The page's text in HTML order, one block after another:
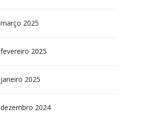
março 2025
fevereiro 2025
janeiro 2025
dezembro 2024